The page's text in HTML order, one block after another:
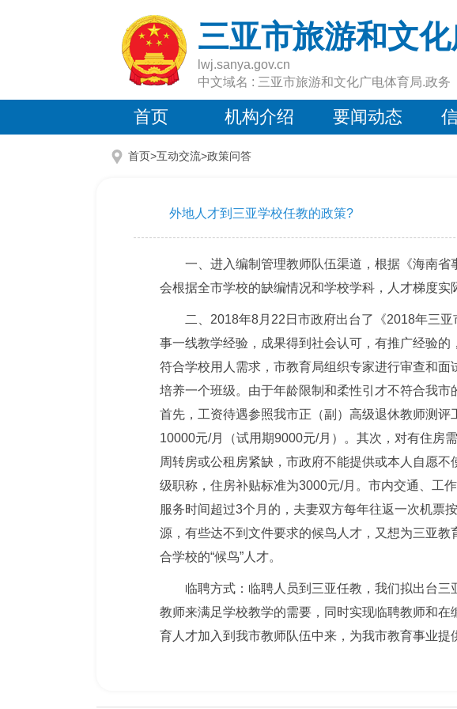
三亚市旅游和文
lwj.sanya.gov.cn
中文域名 : 三亚市旅游和文化广电体育局.政务
首页 机构介绍 要闻动态
首页>互动交流>政策问答
外地人才到三亚学校任教的政策?
一、进入编制管理教师队伍渠道，根据《海南
会根据全市学校的缺编情况和学校学科，人才梯度实
二、2018年8月22日市政府出台了《2018年三
事一线教学经验，成果得到社会认可，有推广经验
符合学校用人需求，市教育局组织专家进行审查和
培养一个班级。由于年龄限制和柔性引才不符合我
首先，工资待遇参照我市正（副）高级退休教师测
10000元/月（试用期9000元/月）。其次，对有住房
周转房或公租房紧缺，市政府不能提供或本人自愿
级职称，住房补贴标准为3000元/月。市内交通、工
服务时间超过3个月的，夫妻双方每年往返一次机票
源，有些达不到文件要求的候鸟人才，又想为三亚
合学校的“候鸟”人才。
临聘方式：临聘人员到三亚任教，我们拟出台
教师来满足学校教学的需要，同时实现临聘教师和
育人才加入到我市教师队伍中来，为我市教育事业提